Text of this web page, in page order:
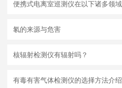
氡的来源与危害
核辐射检测仪有辐射吗？
有毒有害气体检测仪的选择方法介绍